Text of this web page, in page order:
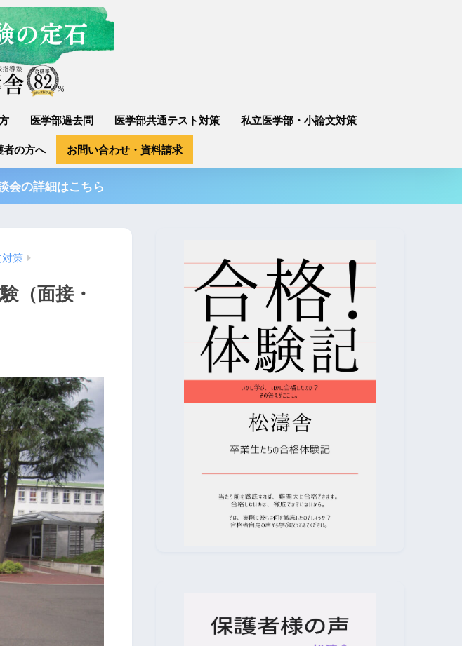
医学部過去問 医学部共通テスト対策
私立医学部・小論文対策
者の方へ お問い合わせ・資料請求
会の詳細はこちら
策
（面接・